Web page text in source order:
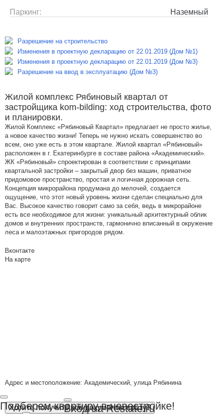
Вход на Restate.ru
Паркинг: Наземный
Разрешение на строительство
Изменения в проектную декларацию от 22.01.2019 (Дом №1)
Изменения в проектную декларацию от 22.01.2019 (Дом №3)
Разрешение на ввод в эксплуатацию (Дом №3)
Жилой комплекс Рябиновый квартал от
застройщика kom-bilding: ход строительства, фото
и планировки.
Жилой Комплекс «Рябиновый Квартал» предлагает не просто жилье,
а новое качество жизни! Теперь не нужно искать совершенство во
всем, оно уже есть в этом квартале. Жилой квартал «Рябиновый»
расположен в г. Екатеринбурге в составе района «Академический».
ЖК «Рябиновый» спроектирован в соответствии с принципами
квартальной застройки – закрытый двор без машин, приватное
придомовое пространство, простая и логичная дорожная сеть.
Концепция микрорайона продумана до мелочей, создается
ощущение, что этот новый уровень жизни сделан специально для
Вас. Высокое качество говорит само за себя, ведь в микрорайоне
есть все необходимое для жизни: уникальный архитектурный облик
домов и внутренних пространств, гармонично вписанный в окружение
леса и малоэтажных пригородов рядом.
Вконтакте
На карте
Адрес и местоположение: Академический, улица Рябинина
Хотите получить все документы сразу?
Подберем квартиру в новостройке!